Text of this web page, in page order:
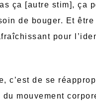
ça [autre stim], ça
de bouger. Et
pour
c’est de se
mouvement